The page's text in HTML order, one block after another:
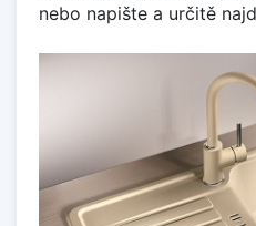
nebo napište a určitě